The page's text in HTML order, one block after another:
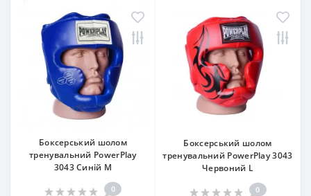
Боксерський шолом
тренувальний PowerPlay
3043 Синій M
0
Боксерський шолом
тренувальний PowerPlay 3043
Червоний L
0